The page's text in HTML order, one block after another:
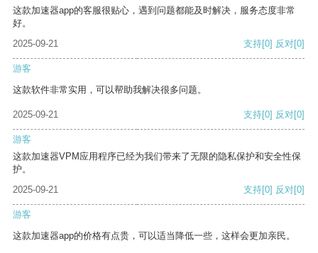
这款加速器app的客服很贴心，遇到问题都能及时解决，服务态度非常
好。
2025-09-21
支持[0] 反对[0]
游客
这款软件非常实用，可以帮助我解决很多问题。
2025-09-21 支持[0] 反对[0]
游客
这款加速器VPM应用程序已经为我们带来了无限的隐私保护和安全性保
护。
2025-09-21
支持[0] 反对[0]
游客
这款加速器app的价格有点贵，可以适当降低一些，这样会更加亲民。